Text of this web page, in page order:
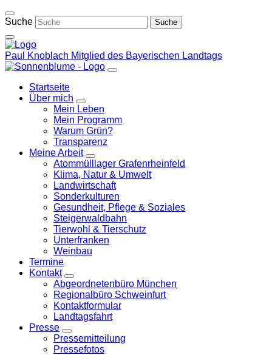
Weiter
zum
Suche
Paul Knoblach Mitglied des Bayerischen Landtags
Startseite
Über mich
Zeige
Untermenü
Mein Leben
Mein Programm
Warum Grün?
Transparenz
Meine Arbeit
Zeige
Untermenü
Atommülllager Grafenrheinfeld
Klima, Natur & Umwelt
Landwirtschaft
Sonderkulturen
Gesundheit, Pflege & Soziales
Steigerwaldbahn
Tierwohl & Tierschutz
Unterfranken
Weinbau
Termine
Kontakt
Zeige
Untermenü
Abgeordnetenbüro München
Regionalbüro Schweinfurt
Kontaktformular
Landtagsfahrt
Presse
Zeige
Untermenü
Pressemitteilung
Pressefotos